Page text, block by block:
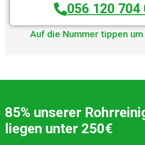
056 120 704
Auf die Nummer tippen um
85% unserer
liegen unter 250€